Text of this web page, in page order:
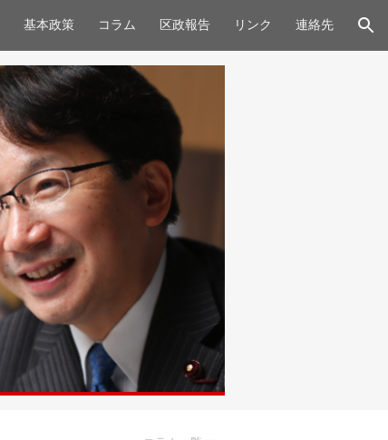
基本政策 コラム 区政報告 リンク 連絡先